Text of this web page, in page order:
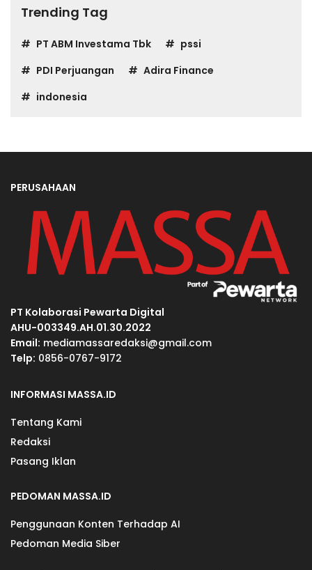
Trending Tag
PT ABM Investama Tbk
pssi
PDI Perjuangan
Adira Finance
indonesia
PERUSAHAAN
PT Kolaborasi Pewarta Digital
AHU-003349.AH.01.30.2022
Email: mediamassaredaksi@gmail.com
Telp: 0856-0767-9172
INFORMASI MASSA.ID
Tentang Kami
Redaksi
Pasang Iklan
PEDOMAN MASSA.ID
Penggunaan Konten Terhadap AI
Pedoman Media Siber